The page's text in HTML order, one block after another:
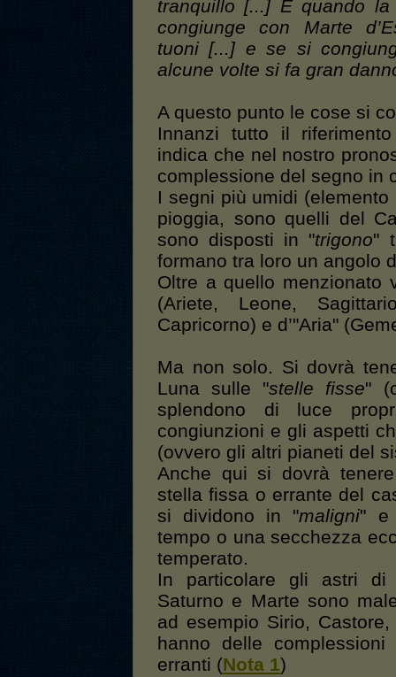
tranquillo [...] E quando
congiunge con Marte
tuoni [...] e se si
alcune volte si fa gran
A questo punto le cose si
Innanzi tutto il
indica che nel nostro
complessione del segno in
I segni più umidi
pioggia, sono quelli del
sono disposti in "trigono"
formano tra loro un angolo
Oltre a quello menzionato
(Ariete, Leone,
Capricorno) e d’"Aria"
Ma non solo. Si dovrà
Luna sulle "stelle fisse"
splendono di luce
congiunzioni e gli aspetti
(ovvero gli altri pianeti del
Anche qui si dovrà
stella fissa o errante del
si dividono in "maligni" e
tempo o una secchezza
temperato.
In particolare gli astri di
Saturno e Marte sono
ad esempio Sirio,
hanno delle
erranti (Nota 1)